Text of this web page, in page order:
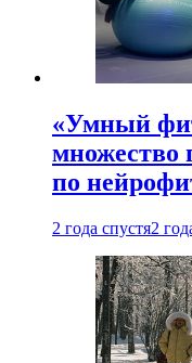
«Умный
множество
по
2 года спустя2